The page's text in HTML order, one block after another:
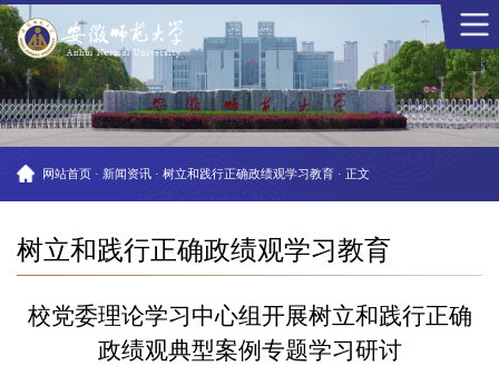
网站首页 · 新闻资讯 · 树立和践行正确政绩观学习教育 · 正文
树立和践行正确政绩观学习教育
校党委理论学习中心组开展树立和践行正确
政绩观典型案例专题学习研讨